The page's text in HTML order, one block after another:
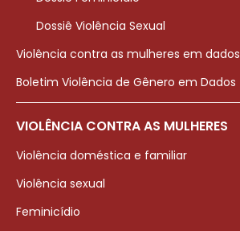
Dossiê Violência Sexual
Violência contra as mulheres em dados
Boletim Violência de Gênero em Dados
VIOLÊNCIA CONTRA AS MULHERES
Violência doméstica e familiar
Violência sexual
Feminicídio